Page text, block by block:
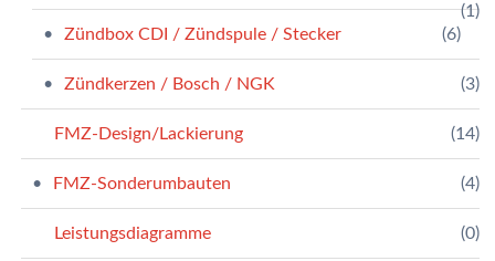
(1)
Zündbox CDI / Zündspule / Stecker
(6)
Zündkerzen / Bosch / NGK (3)
FMZ-Design/Lackierung (14)
FMZ-Sonderumbauten (4)
Leistungsdiagramme (0)